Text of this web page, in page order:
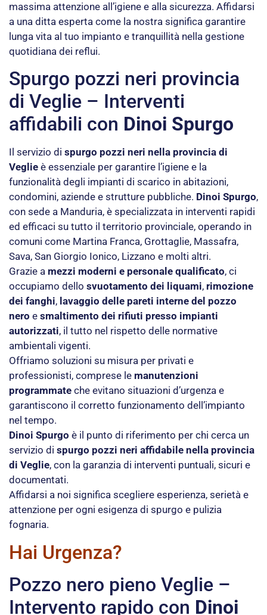
massima attenzione all’igiene e alla sicurezza. Affidarsi
a una ditta esperta come la nostra significa garantire
lunga vita al tuo impianto e tranquillità nella gestione
quotidiana dei reflui.
Spurgo pozzi neri provincia
di Veglie – Interventi
affidabili con Dinoi Spurgo
Il servizio di spurgo pozzi neri nella provincia di
Veglie è essenziale per garantire l’igiene e la
funzionalità degli impianti di scarico in abitazioni,
condomini, aziende e strutture pubbliche. Dinoi Spurgo,
con sede a Manduria, è specializzata in interventi rapidi
ed efficaci su tutto il territorio provinciale, operando in
comuni come Martina Franca, Grottaglie, Massafra,
Sava, San Giorgio Ionico, Lizzano e molti altri.
Grazie a mezzi moderni e personale qualificato, ci
occupiamo dello svuotamento dei liquami, rimozione
dei fanghi, lavaggio delle pareti interne del pozzo
nero e smaltimento dei rifiuti presso impianti
autorizzati, il tutto nel rispetto delle normative
ambientali vigenti.
Offriamo soluzioni su misura per privati e
professionisti, comprese le manutenzioni
programmate che evitano situazioni d’urgenza e
garantiscono il corretto funzionamento dell’impianto
nel tempo.
Dinoi Spurgo è il punto di riferimento per chi cerca un
servizio di spurgo pozzi neri affidabile nella provincia
di Veglie, con la garanzia di interventi puntuali, sicuri e
documentati.
Affidarsi a noi significa scegliere esperienza, serietà e
attenzione per ogni esigenza di spurgo e pulizia
fognaria.
Hai Urgenza?
Pozzo nero pieno Veglie –
Intervento rapido con Dinoi